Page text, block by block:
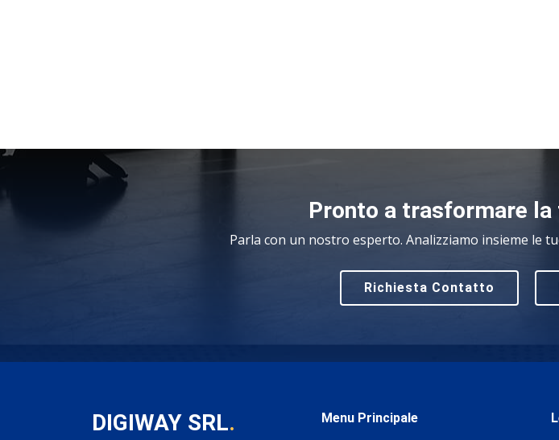
Pronto a trasformare
Parla con un nostro esperto. Analizziamo insieme le
Richiesta Contatto
DIGIWAY SRL.
Menu Principale